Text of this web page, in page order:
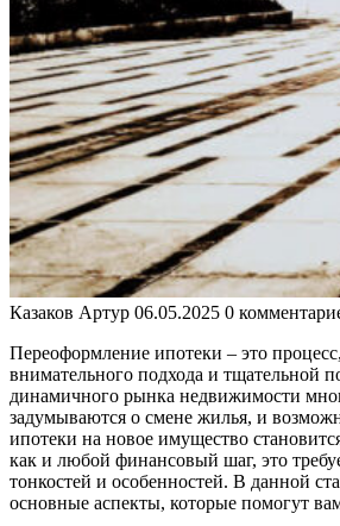
Казаков Артур 06.05.2025 0
Переоформление ипотеки – это
внимательного подхода и тщательной
динамичного рынка недвижимости
задумываются о смене жилья, и
ипотеки на новое имущество
как и любой финансовый шаг, это
тонкостей и особенностей. В данной
основные аспекты, которые помогут